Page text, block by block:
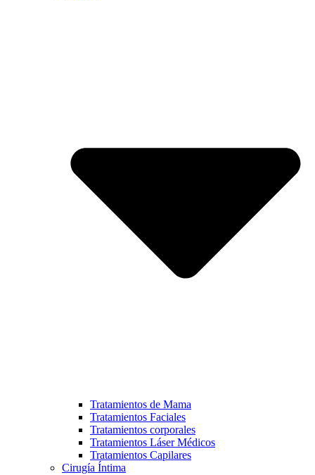
Tratamientos de Mama
Tratamientos Faciales
Tratamientos corporales
Tratamientos Láser Médicos
Tratamientos Capilares
Cirugía Íntima